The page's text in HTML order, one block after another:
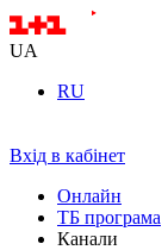
UA
RU
Вхід в кабінет
Онлайн
ТБ програма
Канали